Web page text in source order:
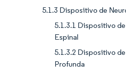
5.1.3 Dispositivo de
5.1.3.1 Dispositivo
Espinal
5.1.3.2 Dispositivo
Profunda